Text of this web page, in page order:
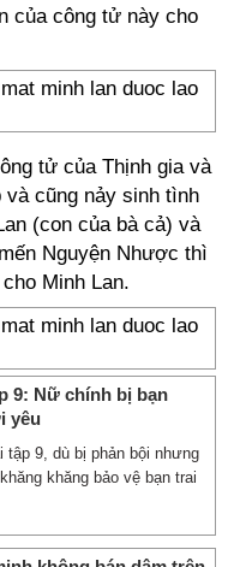
của công tử này cho
tử của Thịnh gia và
cũng nảy sinh tình
(con của bà cả) và
Nguyện Nhược thì
Minh Lan.
9: Nữ chính bị bạn
yêu
tập 9, dù bị phản bội nhưng
khăng bảo vệ bạn trai